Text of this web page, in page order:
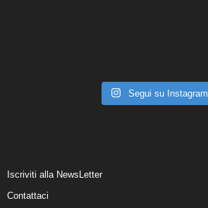
Segui su Instagram
Iscriviti alla NewsLetter
Contattaci